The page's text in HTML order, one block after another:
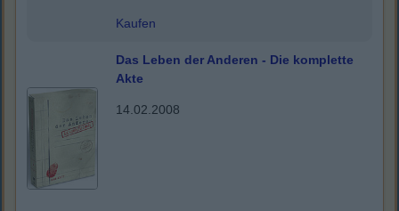
Kaufen
Das Leben der Anderen - Die komplette
Akte
14.02.2008